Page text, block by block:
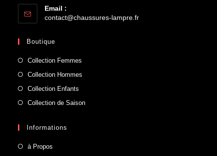
Email :
contact@chaussures-lampre.fr
Boutique
Collection Femmes
Collection Hommes
Collection Enfants
Collection de Saison
Informations
à Propos